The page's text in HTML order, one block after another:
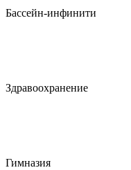
Бассейн-инфинити
Здравоохранение
Гимназия